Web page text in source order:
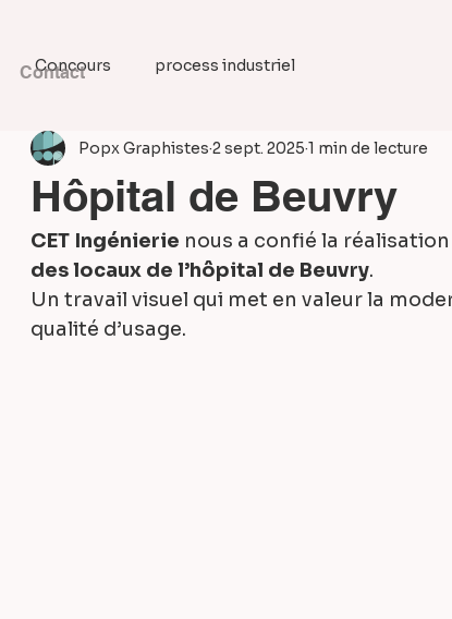
Contact
Concours process industriel
Hôpital de Beuvry
Popx Graphistes 2 sept. 2025 1 min de lecture
CET Ingénierie nous a confié la
des locaux de l’hôpital de Beuvry.
Un travail visuel qui met en valeur la
qualité d’usage.